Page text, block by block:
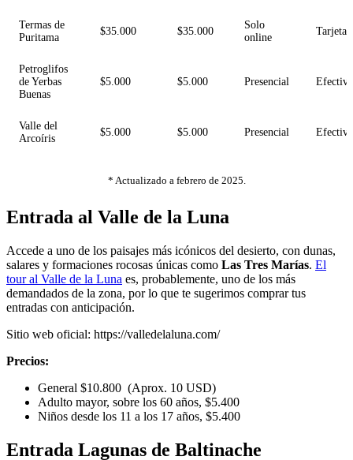
Termas de
Puritama
$35.000 $35.000
Solo
online
Tarjeta
Petroglifos
de Yerbas
Buenas
$5.000 $5.000 Presencial Efectivo
Valle del
Arcoíris
$5.000 $5.000 Presencial Efectivo
* Actualizado a febrero de 2025.
Entrada al Valle de la Luna
Accede a uno de los paisajes más icónicos del desierto, con dunas,
salares y formaciones rocosas únicas como Las Tres Marías. El
tour al Valle de la Luna es, probablemente, uno de los más
demandados de la zona, por lo que te sugerimos comprar tus
entradas con anticipación.
Sitio web oficial: https://valledelaluna.com/
Precios:
General $10.800 (Aprox. 10 USD)
Adulto mayor, sobre los 60 años, $5.400
Niños desde los 11 a los 17 años, $5.400
Entrada Lagunas de Baltinache